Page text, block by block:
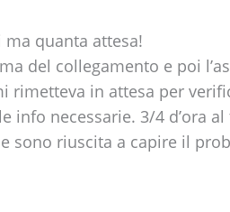
quanta attesa!
del collegamento e poi
rimetteva in attesa per
info necessarie. 3/4 d’ora
sono riuscita a capire il